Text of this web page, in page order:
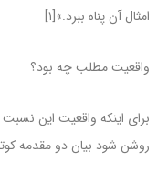
امثال آن پناه ببرد.»[۱]
واقعیت مطلب چه بود؟
برای اینکه واقعیت این نسبت
روشن شود بیان دو مقدمه